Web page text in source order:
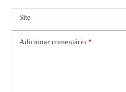
Site
Adicionar comentário *